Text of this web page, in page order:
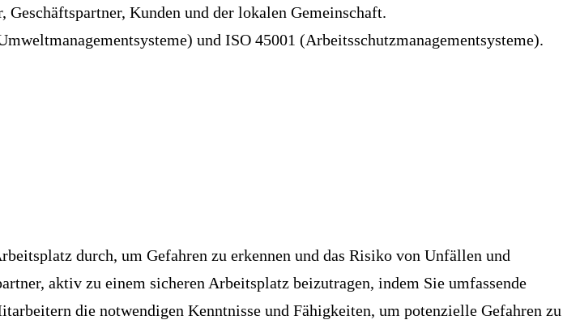
Kunden und der lokalen Gemeinschaft.
und ISO 45001 (Arbeitsschutzmanagementsysteme).
durch, um Gefahren zu erkennen und das Risiko von Unfällen und
aktiv zu einem sicheren Arbeitsplatz beizutragen, indem Sie umfassende
die notwendigen Kenntnisse und Fähigkeiten, um potenzielle Gefahren zu